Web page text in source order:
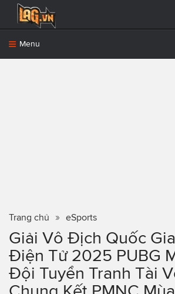
Menu
Trang chủ eSports
Giải Vô Địch Quốc
Điện Tử 2025 PUBG
Đội Tuyển Tranh Tài